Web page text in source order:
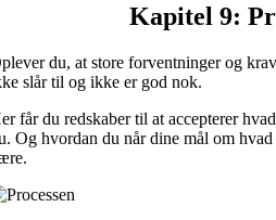
Kapitel 9:
du, at store forventninger og
slår til og ikke er god nok.
får du redskaber til at accepterer
Og hvordan du når dine mål om